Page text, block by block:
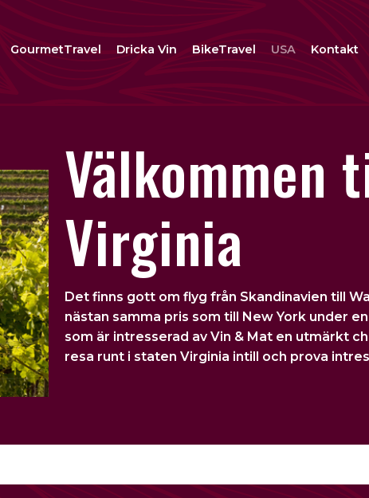
GourmetTravel Dricka Vin BikeTravel USA
Kontakt
Välkommen
Virginia
Det finns gott om flyg från Skandinavien till
nästan samma pris som till New York under
som är intresserad av Vin & Mat en utmärkt
resa runt i staten Virginia intill och prova